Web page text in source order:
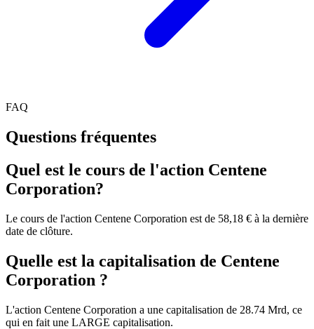
FAQ
Questions fréquentes
Quel est le cours de l'action Centene
Corporation?
Le cours de l'action Centene Corporation est de 58,18 € à la dernière
date de clôture.
Quelle est la capitalisation de Centene
Corporation ?
L'action Centene Corporation a une capitalisation de 28.74 Mrd, ce
qui en fait une LARGE capitalisation.